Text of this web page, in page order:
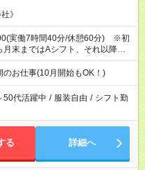
》
実働7時間40分/休憩60分) ※初
末まではAシフト、それ以降は
お仕事(10月開始もOK！)
50代活躍中 / 服装自由 / シフト勤
る 詳細へ